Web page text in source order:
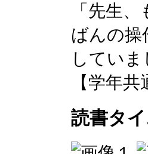
「先生
ばんの操
してい
【学年
読書タ